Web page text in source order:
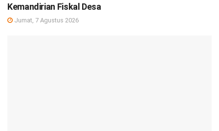
Kemandirian Fiskal Desa
Jumat, 7 Agustus 2026